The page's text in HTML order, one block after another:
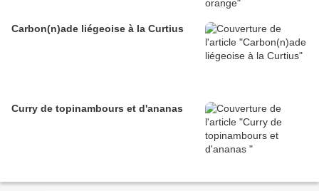
Carbon(n)ade liégeoise à la Curtius
Curry de topinambours et d'ananas